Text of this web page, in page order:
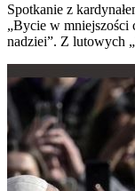
Spotkanie z
„Bycie w mniejszości
nadziei”. Z lutowych